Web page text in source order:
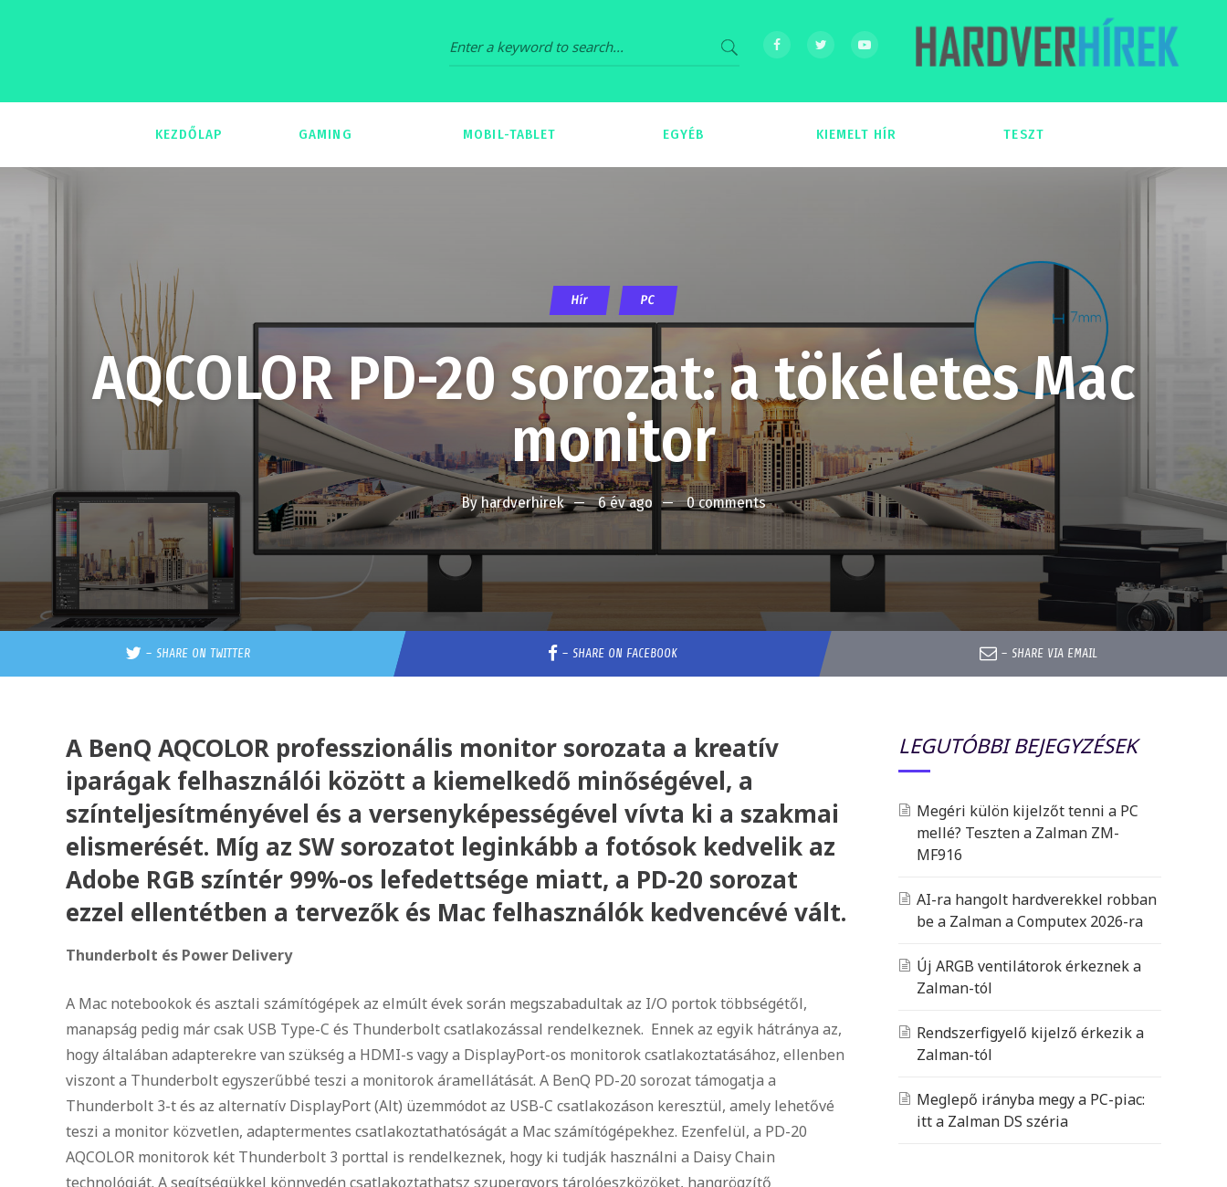
KEZDŐLAP GAMING MOBIL-TABLET EGYÉB KIEMELT HÍR TESZT
Hír PC
AQCOLOR PD-20 sorozat: a tökéletes Mac
monitor
Byhardverhirek 6 év ago 0 comments
– SHARE ON TWITTER – SHARE ON FACEBOOK – SHARE VIA EMAIL
A BenQ AQCOLOR professzionális monitor sorozata a kreatív
iparágak felhasználói között a kiemelkedő minőségével, a
színteljesítményével és a versenyképességével vívta ki a szakmai
elismerését. Míg az SW sorozatot leginkább a fotósok kedvelik az
Adobe RGB színtér 99%-os lefedettsége miatt, a PD-20 sorozat
ezzel ellentétben a tervezők és Mac felhasználók kedvencévé vált.
Thunderbolt és Power Delivery
A Mac notebookok és asztali számítógépek az elmúlt évek során megszabadultak az I/O portok többségétől,
manapság pedig már csak USB Type-C és Thunderbolt csatlakozással rendelkeznek. Ennek az egyik hátránya az,
hogy általában adapterekre van szükség a HDMI-s vagy a DisplayPort-os monitorok csatlakoztatásához, ellenben
viszont a Thunderbolt egyszerűbbé teszi a monitorok áramellátását. A BenQ PD-20 sorozat támogatja a
Thunderbolt 3-t és az alternatív DisplayPort (Alt) üzemmódot az USB-C csatlakozáson keresztül, amely lehetővé
teszi a monitor közvetlen, adaptermentes csatlakoztathatóságát a Mac számítógépekhez. Ezenfelül, a PD-20
AQCOLOR monitorok két Thunderbolt 3 porttal is rendelkeznek, hogy ki tudják használni a Daisy Chain
technológiát. A segítségükkel könnyedén csatlakoztathatsz szupergyors tárolóeszközöket, hangrögzítő
LEGUTÓBBI BEJEGYZÉSEK
Megéri külön kijelzőt tenni a PC
mellé? Teszten a Zalman ZM-
MF916
AI-ra hangolt hardverekkel robban
be a Zalman a Computex 2026-ra
Új ARGB ventilátorok érkeznek a
Zalman-tól
Rendszerfigyelő kijelző érkezik a
Zalman-tól
Meglepő irányba megy a PC-piac:
itt a Zalman DS széria